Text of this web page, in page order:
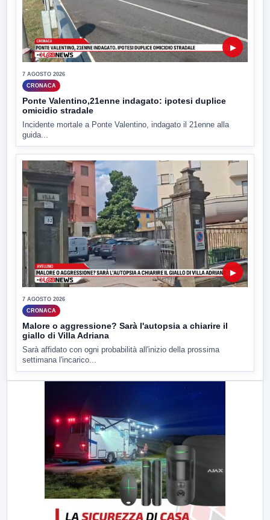
▶
7 AGOSTO 2026
CRONACA
Ponte Valentino,21enne indagato: ipotesi duplice
omicidio stradale
Incidente mortale a Ponte Valentino, indagato il 21enne alla
guida...
▶
7 AGOSTO 2026
CRONACA
Malore o aggressione? Sarà l'autopsia a chiarire il
giallo di Villa Adriana
Sarà affidato con ogni probabilità all'inizio della prossima
settimana l'incarico...